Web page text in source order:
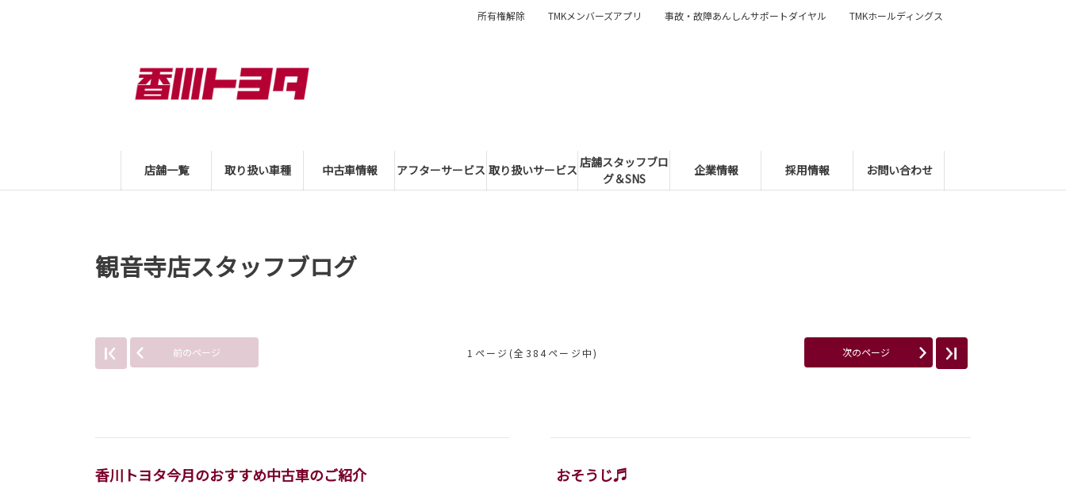
店舗一覧 取り扱い車種 中古車情報 アフターサービス 取り扱いサービス 店舗スタッフブロ
グ＆SNS
企業情報 採用情報 お問い合わせ
所有権解除 TMKメンバーズアプリ 事故・故障あんしんサポートダイヤル TMKホールディングス
観音寺店スタッフブログ
前のページ 1ページ(全384ページ中) 次のページ
香川トヨタ今月のおすすめ中古車のご紹介 おそうじ♬